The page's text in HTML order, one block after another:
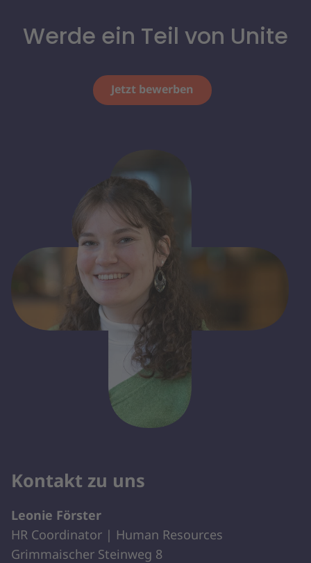
Werde ein Teil von Unite
Jetzt bewerben
Kontakt zu uns
Leonie Förster
HR Coordinator | Human Resources
Grimmaischer Steinweg 8